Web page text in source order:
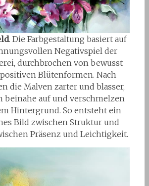
. Die Farbgestaltung basiert auf
Negativspiel der
durchbrochen von bewusst
Blütenformen. Nach
die Malven zarter und blasser,
beinahe auf und verschmelzen
Hintergrund. So entsteht ein
Bild zwischen Struktur und
Präsenz und Leichtigkeit.